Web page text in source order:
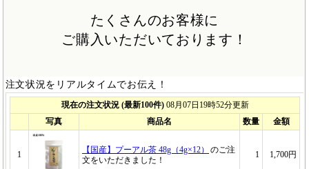
たくさんのお客様に
ご購入いただいております！
注文状況をリアルタイムでお伝え！